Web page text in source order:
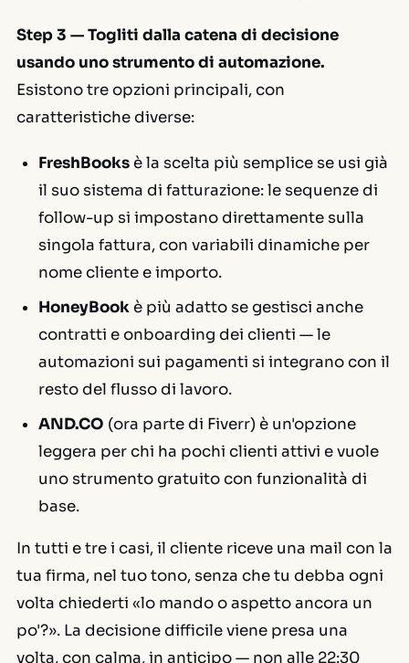
Step 3 — Togliti dalla catena di decisione
usando uno strumento di automazione.
Esistono tre opzioni principali, con
caratteristiche diverse:
FreshBooksè la scelta più semplice se usi già
il suo sistema di fatturazione: le sequenze di
follow-up si impostano direttamente sulla
singola fattura, con variabili dinamiche per
nome cliente e importo.
HoneyBookè più adatto se gestisci anche
contratti e onboarding dei clienti — le
automazioni sui pagamenti si integrano con il
resto del flusso di lavoro.
AND.CO (ora parte di Fiverr) è un'opzione
leggera per chi ha pochi clienti attivi e vuole
uno strumento gratuito con funzionalità di
base.
In tutti e tre i casi, il cliente riceve una mail con la
tua firma, nel tuo tono, senza che tu debba ogni
volta chiederti «lo mando o aspetto ancora un
po'?». La decisione difficile viene presa una
volta, con calma, in anticipo — non alle 22:30